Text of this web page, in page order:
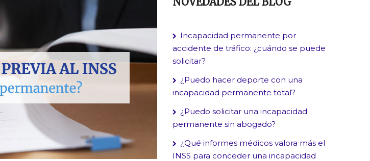
Incapacidad permanente por
accidente de tráfico: ¿cuándo se puede
solicitar?
¿Puedo hacer deporte con una
incapacidad permanente total?
¿Puedo solicitar una incapacidad
permanente sin abogado?
¿Qué informes médicos valora más el
INSS para conceder una incapacidad